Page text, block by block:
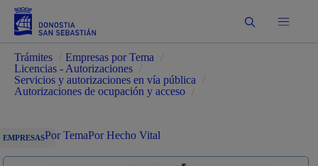
Buscar
Trámites Empresas por Tema
Licencias - Autorizaciones
Servicios y autorizaciones en vía pública
Autorizaciones de ocupación y acceso
EMPRESASPor TemaPor Hecho Vital